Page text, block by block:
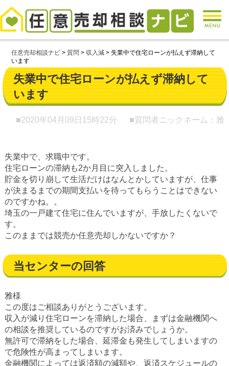
任意売却相談ナビ >質問 >収入減 > 失業中で住宅ローンが払えず滞納して
います
失業中で住宅ローンが払えず滞納して
います
■2020年04月09日 15時22分 ■質問者ニックネーム：雅
失業中で、求職中です。
住宅ローンの滞納も2か月目に突入しました。
貯金を切り崩して生活だけはなんとかしていますが、仕事
が決まるまでの期間支払いを待ってもらうことはできない
のですかね。。
埼玉の一戸建て住宅に住んでいますが、手放したくないで
す。
このままでは競売か任意売却しかないですか？
当センターの回答
雅様
この度はご相談ありがとうございます。
収入が減り住宅ローンを滞納した場合、まずは金融機関へ
の相談を推奨しているのですがお済みでしょうか。
無許可で滞納をした場合、延滞金も発生してしまいますの
で危険性が高まってしまいます。
金融機関によっては返済額の減額や、返済スケジュールの